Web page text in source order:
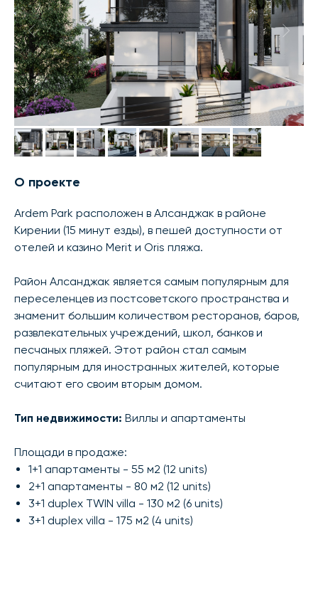
О проекте
Ardem Park расположен в Алсанджак в районе
Кирении (15 минут езды), в пешей доступности от
отелей и казино Merit и Oris пляжа.
Район Алсанджак является самым популярным для
переселенцев из постсоветского пространства и
знаменит большим количеством ресторанов, баров,
развлекательных учреждений, школ, банков и
песчаных пляжей. Этот район стал самым
популярным для иностранных жителей, которые
считают его своим вторым домом.
Тип недвижимости: Виллы и апартаменты
Площади в продаже:
1+1 апартаменты - 55 м2 (12 units)
2+1 апартаменты - 80 м2 (12 units)
3+1 duplex TWIN villa - 130 м2 (6 units)
3+1 duplex villa - 175 м2 (4 units)